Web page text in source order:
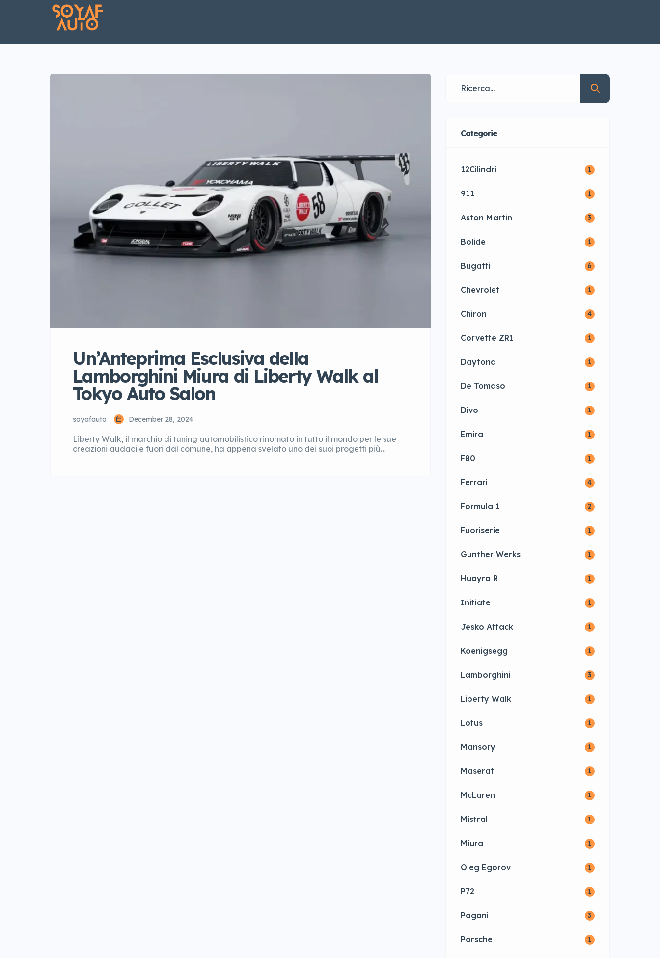
Un’Anteprima Esclusiva della
Lamborghini Miura di Liberty Walk al
Tokyo Auto Salon
soyafauto December 28, 2024
Liberty Walk, il marchio di tuning automobilistico rinomato in tutto il mondo per le sue
creazioni audaci e fuori dal comune, ha appena svelato uno dei suoi progetti più
Categorie
12Cilindri 1
911 1
Aston Martin 3
Bolide 1
Bugatti 6
Chevrolet 1
Chiron 4
Corvette ZR1 1
Daytona 1
De Tomaso 1
Divo 1
Emira 1
F80 1
Ferrari 4
Formula 1 2
Fuoriserie 1
Gunther Werks 1
Huayra R 1
Initiate 1
Jesko Attack 1
Koenigsegg 1
Lamborghini 3
Liberty Walk 1
Lotus 1
Mansory 1
Maserati 1
McLaren 1
Mistral 1
Miura 1
Oleg Egorov 1
P72 1
Pagani 3
Porsche 1